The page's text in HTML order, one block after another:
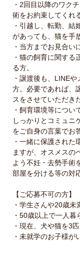
・2回目以降のワク
術をお約束してくれ
・引越し、転勤、
があっても、猫を手
・当方までお見合い
・猫の飼育に関する
る方。
・譲渡後も、LINE
方。必要であれば、
スをさせていただき
・飼育環境等につい
しっかりとコミュニ
をご自身の言葉でお
・一緒に保護された
ますが、オスメスの
よう不妊・去勢手術
部屋を分ける等の対
【ご応募不可の方】
・学生さんや20歳未
・50歳以上で一人暮
・現在、犬や猫を3
・未就学のお子様が